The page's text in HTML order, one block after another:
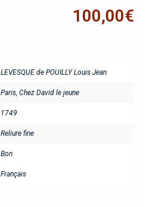
100,00€
LEVESQUE de POUILLY Louis Jean
Paris, Chez David le jeune
1749
Reliure fine
Bon
Français